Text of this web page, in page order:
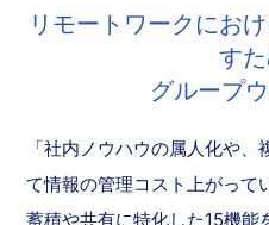
リモートワークにお
す
グループ
「社内ノウハウの属人化や
て情報の管理コスト上がって
蓄積や共有に特化した15機能